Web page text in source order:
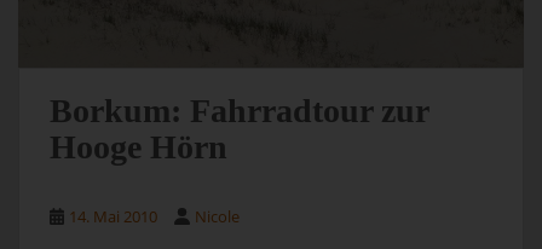
Borkum: Fahrradtour zur
Hooge Hörn
14. Mai 2010 Nicole